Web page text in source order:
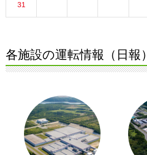
31
各施設の運転情報（日報）